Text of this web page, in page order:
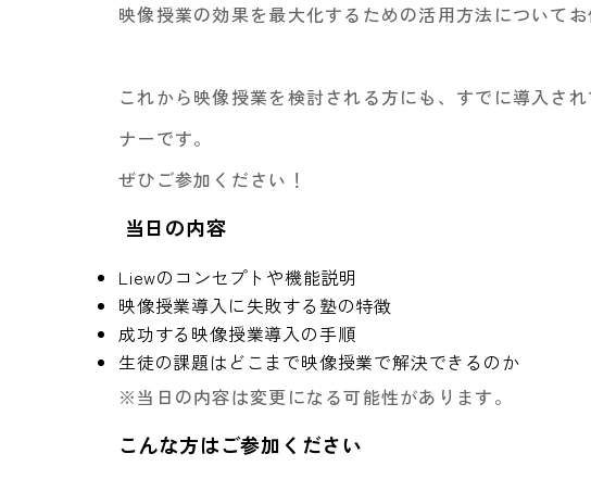
映像授業の効果を最大化するための活用方法についてお
これから映像授業を検討される方にも、すでに導入さ
ナーです。
ぜひご参加ください！
当日の内容
Liewのコンセプトや機能説明
映像授業導入に失敗する塾の特徴
成功する映像授業導入の手順
生徒の課題はどこまで映像授業で解決できるのか
※当日の内容は変更になる可能性があります。
こんな方はご参加ください